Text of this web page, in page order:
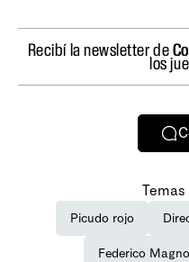
Recibí la newsletter de
los
Picudo rojo
Federico